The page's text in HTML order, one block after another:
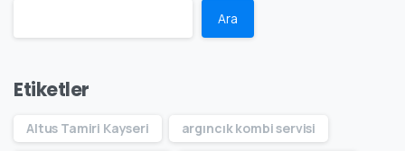
Ara
Etiketler
Altus Tamiri Kayseri argıncık kombi servisi